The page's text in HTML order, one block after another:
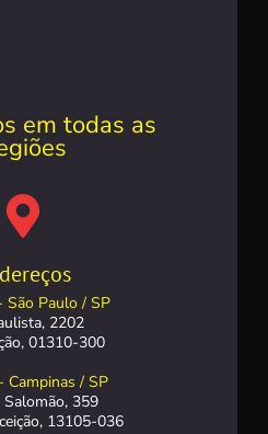
em todas as
São Paulo / SP
2202
01310-300
Campinas / SP
Salomão, 359
13105-036